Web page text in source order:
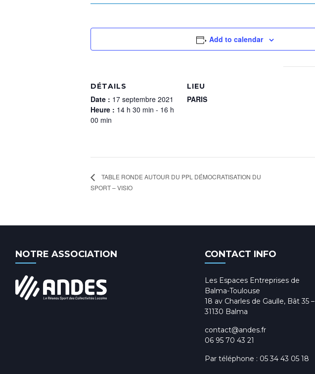
Add to calendar
DÉTAILS
Date : 17 septembre 2021
Heure : 14 h 30 min - 16 h
00 min
LIEU
PARIS
TABLE RONDE AUTOUR DU PPL DÉMOCRATISATION DU
SPORT – VISIO
NOTRE ASSOCIATION CONTACT INFO
Les Espaces Entreprises de
Balma-Toulouse
18 av Charles de Gaulle, Bât 35 –
31130 Balma
contact@andes.fr
06 95 70 43 21
Par téléphone : 05 34 43 05 18